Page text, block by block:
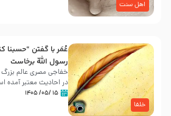
اهل سنت
خلفا
عُمَر با گفتن “حسبنا
رسول اللّه برخاست
در احادیث معتبر آمده
۱۵ /۰۵/ ۱۴۰۵